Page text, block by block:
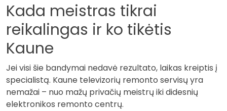
Kada meistras tikrai
reikalingas ir ko tikėtis
Kaune
Jei visi šie bandymai nedavė rezultato, laikas kreiptis į
specialistą. Kaune televizorių remonto servisų yra
nemažai – nuo mažų privačių meistrų iki didesnių
elektronikos remonto centrų.